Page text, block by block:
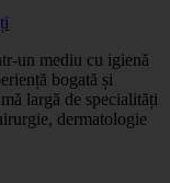
un mediu cu igienă
bogată și
largă de specialități
dermatologie